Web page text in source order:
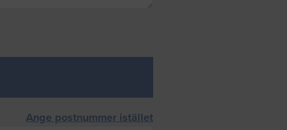
Ange postnummer istället